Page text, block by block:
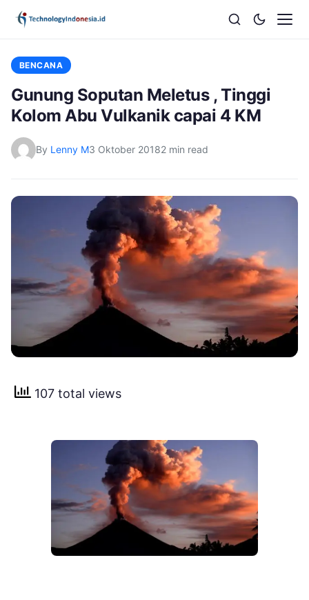
BENCANA
Gunung Soputan Meletus , Tinggi
Kolom Abu Vulkanik capai 4 KM
By Lenny M3 Oktober 20182 min read
107 total views